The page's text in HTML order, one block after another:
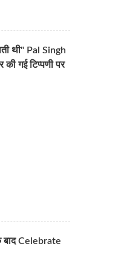
थी" Pal Singh
की गई टिप्पणी पर
Celebrate